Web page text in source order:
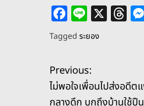
F
a
c
e
b
o
Li
n
e
X T
h
d
s
Tagged ระยอง
แ
น
Previous:
ไม่พอใจเพื่อนไปส่งอดี
กลางดึก บุกถึงบ้านใช้ปื